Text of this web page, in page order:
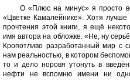
О «Плюс на минус» я просто
«Цветке Камалейнике». Хотя
прочтения этой книги, я ещё
имя автора на обложке. «Не, ну
Кропотливо разработанный мир с
нам реальностью, в котором
то и дело норовя утонуть в
нефти не вспомню имени ни